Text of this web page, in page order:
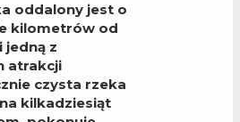
oddalony jest o
kilometrów od
jedną z
atrakcji
czysta rzeka
kilkadziesiąt